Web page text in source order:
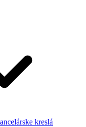
kreslá